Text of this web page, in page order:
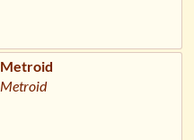
Metroid
Metroid